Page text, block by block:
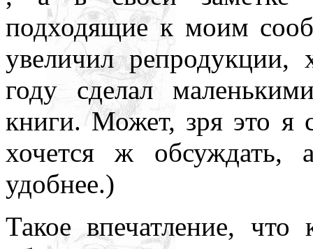
подходящие к моим
увеличил
году сделал
книги. Может, зря это я
хочется ж обсуждать,
удобнее.)
Такое впечатление, что